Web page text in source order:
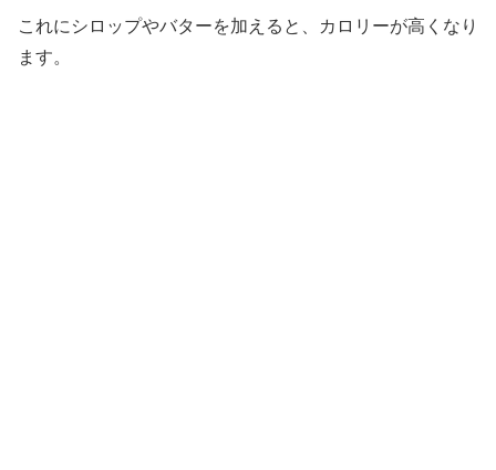
これにシロップやバターを加えると、カロリーが高くなり
ます。